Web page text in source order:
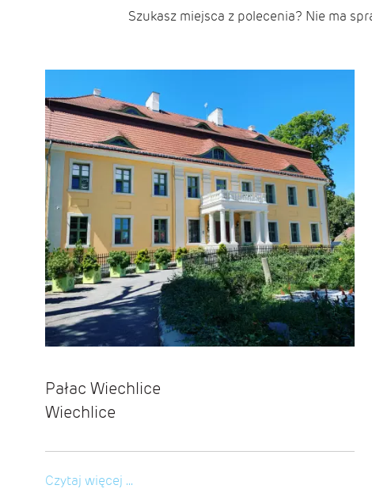
Szukasz miejsca z polecenia? Nie ma
Pałac Wiechlice
Wiechlice
Czytaj więcej ...